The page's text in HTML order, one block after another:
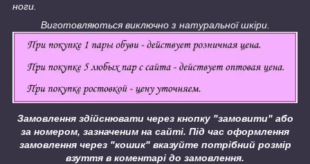
ноги.
Виготовляються виключно з натуральної шкіри.
Замовлення здійснювати через кнопку "замовити" або
за номером, зазначеним на сайті. Під час оформлення
замовлення через "кошик" вказуйте потрібний розмір
взуття в коментарі до замовлення.